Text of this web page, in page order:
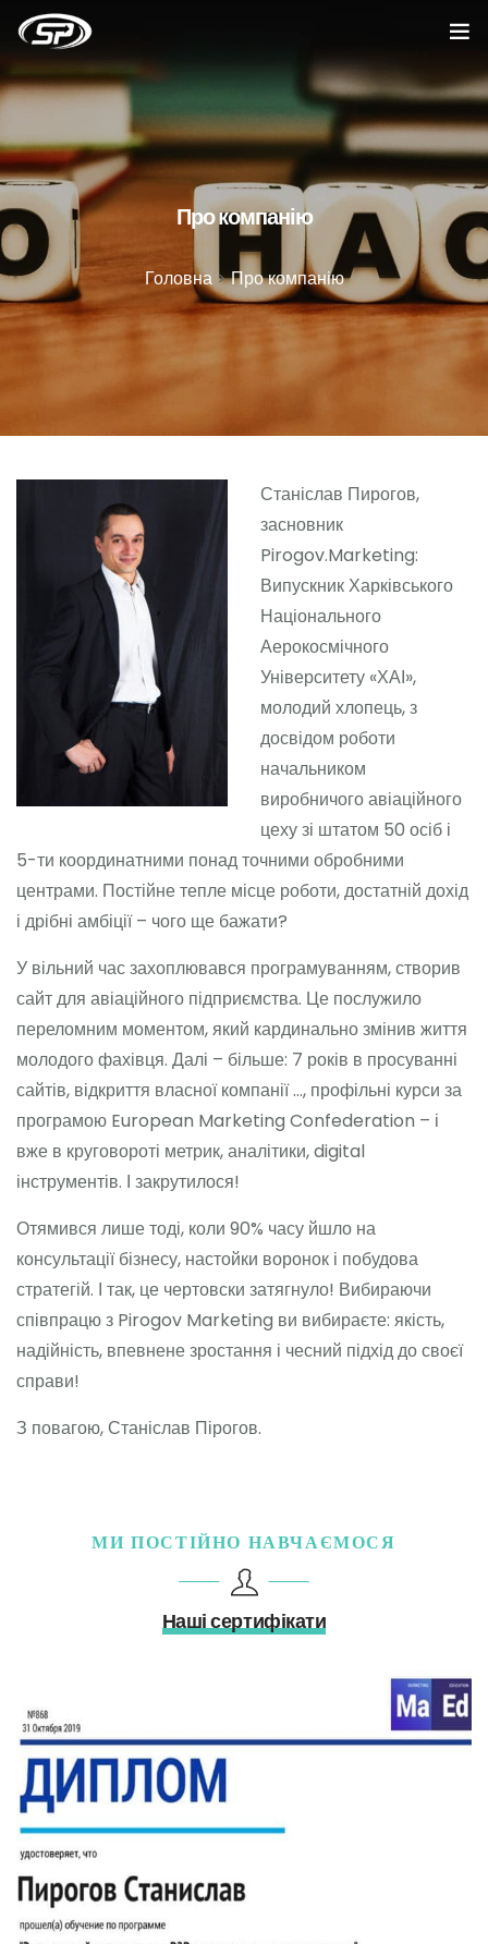
Головна
Послуги
Кейси
Відгуки
Про компанію
Про компанію
Головна>Про компанію
Станіслав Пирогов,
засновник
Pirogov.Marketing:
Випускник Харківського
Національного
Аерокосмічного
Університету «ХАІ»,
молодий хлопець, з
досвідом роботи
начальником
виробничого авіаційного
цеху зі штатом 50 осіб і
5-ти координатними понад точними обробними
центрами. Постійне тепле місце роботи, достатній дохід
і дрібні амбіції – чого ще бажати?
У вільний час захоплювався програмуванням, створив
сайт для авіаційного підприємства. Це послужило
переломним моментом, який кардинально змінив життя
молодого фахівця. Далі – більше: 7 років в просуванні
сайтів, відкриття власної компанії …, профільні курси за
програмою European Marketing Confederation – і
вже в круговороті метрик, аналітики, digital
інструментів. І закрутилося!
Отямився лише тоді, коли 90% часу йшло на
консультації бізнесу, настойки воронок і побудова
стратегій. І так, це чертовски затягнуло! Вибираючи
співпрацю з Pirogov Marketing ви вибираєте: якість,
надійність, впевнене зростання і чесний підхід до своєї
справи!
З повагою, Станіслав Пірогов.
МИ ПОСТІЙНО НАВЧАЄМОСЯ
Наші сертифікати